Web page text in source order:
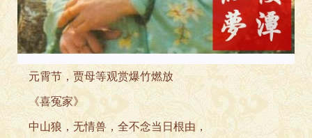
元霄节，贾母等观赏爆竹燃放
《喜冤家》
中山狼，无情兽，全不念当日根由，